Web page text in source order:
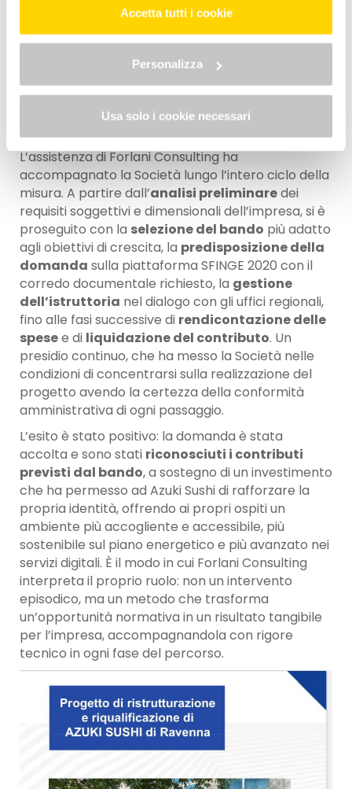
cookie policy" Allo stesso link trovi la
Accetta tutti i cookie
Personalizza
Usa solo i cookie necessari
: la localizzazione della sede a
Ravenna, area colpita dalle avverse condizioni
meteorologiche del maggio 2023 e ricompresa
Allegato E al D.L. n. 61/2023
, ha consentito di
accedere alla maggiorazione prevista per le aree
alluvionate, cui si sono aggiunti gli ulteriori elementi
legati all’aggregazione di filiera e alla rilevanza
L’assistenza di Forlani Consulting ha
accompagnato la Società lungo l’intero ciclo della
misura. A partire dall’analisi preliminaredei
requisiti soggettivi e dimensionali dell’impresa, si è
proseguito con la selezione del bando più adatto
agli obiettivi di crescita, la predisposizione della
domanda sulla piattaforma SFINGE 2020 con il
corredo documentale richiesto, la gestione
dell’istruttoria nel dialogo con gli uffici regionali,
fino alle fasi successive di rendicontazione delle
spesee di liquidazione del contributo. Un
presidio continuo, che ha messo la Società nelle
condizioni di concentrarsi sulla realizzazione del
progetto avendo la certezza della conformità
amministrativa di ogni passaggio.
L’esito è stato positivo: la domanda è stata
accolta e sono stati riconosciuti i contributi
previsti dal bando, a sostegno di un investimento
che ha permesso ad Azuki Sushi di rafforzare la
propria identità, offrendo ai propri ospiti un
ambiente più accogliente e accessibile, più
sostenibile sul piano energetico e più avanzato nei
servizi digitali. È il modo in cui Forlani Consulting
interpreta il proprio ruolo: non un intervento
episodico, ma un metodo che trasforma
un’opportunità normativa in un risultato tangibile
per l’impresa, accompagnandola con rigore
tecnico in ogni fase del percorso.